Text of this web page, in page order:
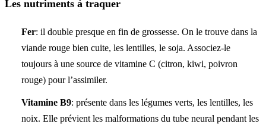
Les nutriments à traquer
Fer: il double presque en fin de grossesse. On le trouve dans la
viande rouge bien cuite, les lentilles, le soja. Associez-le
toujours à une source de vitamine C (citron, kiwi, poivron
rouge) pour l’assimiler.
Vitamine B9: présente dans les légumes verts, les lentilles, les
noix. Elle prévient les malformations du tube neural pendant les